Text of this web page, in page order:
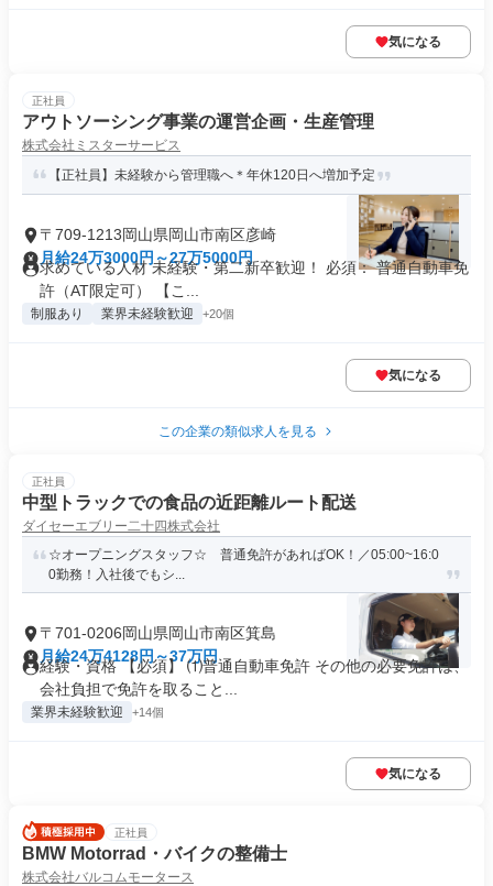
気になる
正社員
アウトソーシング事業の運営企画・生産管理
株式会社ミスターサービス
【正社員】未経験から管理職へ＊年休120日へ増加予定
〒709-1213岡山県岡山市南区彦崎
月給24万3000円～27万5000円
求めている人材 未経験・第二新卒歓迎！ 必須： 普通自動車免
許（AT限定可） 【こ...
制服あり 業界未経験歓迎 +20個
気になる
この企業の類似求人を見る
正社員
中型トラックでの食品の近距離ルート配送
ダイセーエブリー二十四株式会社
☆オープニングスタッフ☆ 普通免許があればOK！／05:00~16:0
0勤務！入社後でもシ...
〒701-0206岡山県岡山市南区箕島
月給24万4128円～37万円
経験・資格 【必須】 ⑴普通自動車免許 その他の必要免許は、
会社負担で免許を取ること...
業界未経験歓迎 +14個
気になる
正社員
BMW Motorrad・バイクの整備士
株式会社バルコムモータース